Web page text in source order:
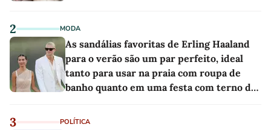
2 MODA
As sandálias favoritas de Erling Haaland
para o verão são um par perfeito, ideal
tanto para usar na praia com roupa de
banho quanto em uma festa com terno de
3 POLÍTICA